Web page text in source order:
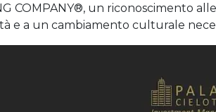
COMPANY®, un riconoscimento
e a un cambiamento culturale